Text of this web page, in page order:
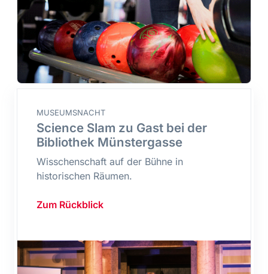
MUSEUMSNACHT
Science Slam zu Gast bei der
Bibliothek Münstergasse
Wisschenschaft auf der Bühne in
historischen Räumen.
Zum Rückblick